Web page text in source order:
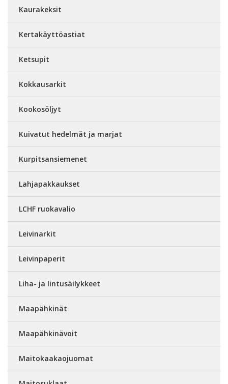
Kaurakeksit
Kertakäyttöastiat
Ketsupit
Kokkausarkit
Kookosöljyt
Kuivatut hedelmät ja marjat
Kurpitsansiemenet
Lahjapakkaukset
LCHF ruokavalio
Leivinarkit
Leivinpaperit
Liha- ja lintusäilykkeet
Maapähkinät
Maapähkinävoit
Maitokaakaojuomat